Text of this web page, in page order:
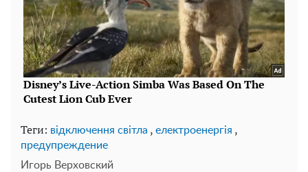
Теги: відключення світла , електроенергія ,
предупреждение
Игорь Верховский